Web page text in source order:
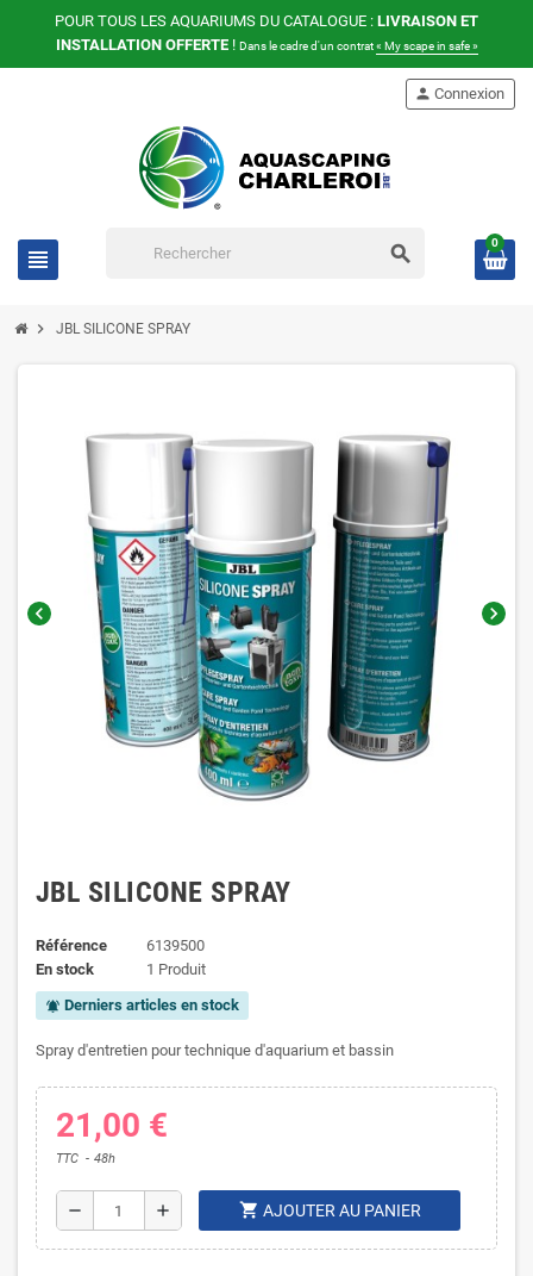
POUR TOUS LES AQUARIUMS DU CATALOGUE : LIVRAISON ET
INSTALLATION OFFERTE! Dans le cadre d'un contrat« My scape in safe »
view_headline search
person Connexion
0
chevron_right JBL SILICONE SPRAY
chevron_left chevron_right
JBL SILICONE SPRAY
Référence
6139500
En stock
1 Produit
notifications_active Derniers articles en stock
Spray d'entretien pour technique d'aquarium et bassin
21,00 €
TTC 48h
remove add shopping_cart AJOUTER AU PANIER